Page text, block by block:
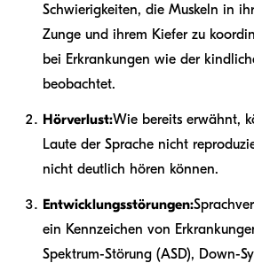
Schwierigkeiten, die Muskeln in
Zunge und ihrem Kiefer zu
bei Erkrankungen wie der
beobachtet.
Hörverlust:Wie bereits erwähnt,
Laute der Sprache nicht
nicht deutlich hören können.
Entwicklungsstörungen:
ein Kennzeichen von
Spektrum-Störung (ASD), Down-